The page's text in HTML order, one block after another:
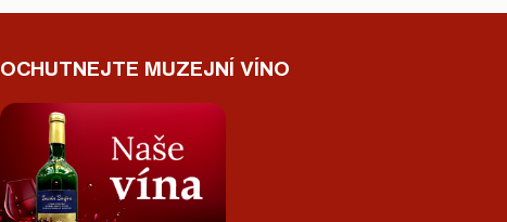
OCHUTNEJTE MUZEJNÍ VÍNO